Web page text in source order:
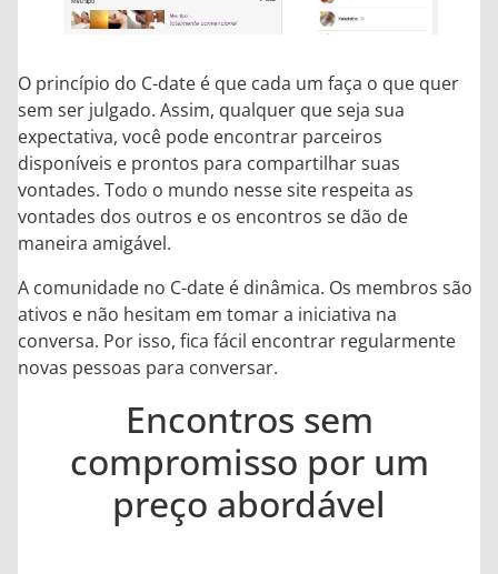
O princípio do C-date é que cada um faça o que quer
sem ser julgado. Assim, qualquer que seja sua
expectativa, você pode encontrar parceiros
disponíveis e prontos para compartilhar suas
vontades. Todo o mundo nesse site respeita as
vontades dos outros e os encontros se dão de
maneira amigável.
A comunidade no C-date é dinâmica. Os membros são
ativos e não hesitam em tomar a iniciativa na
conversa. Por isso, fica fácil encontrar regularmente
novas pessoas para conversar.
Encontros sem
compromisso por um
preço abordável